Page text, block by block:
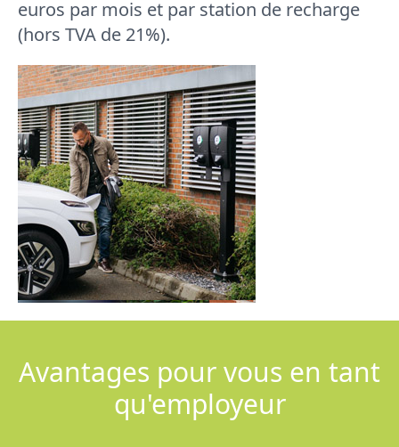
euros par mois et par station de recharge
(hors TVA de 21%).
Avantages pour vous en tant
qu'employeur